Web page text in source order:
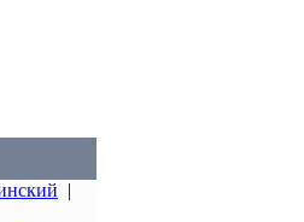
|